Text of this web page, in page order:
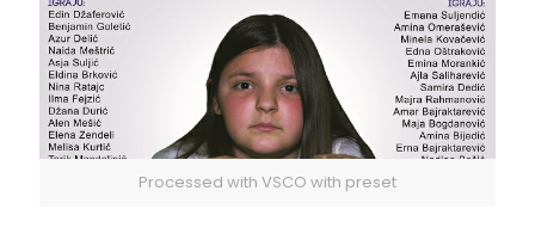
Processed with VSCO with preset